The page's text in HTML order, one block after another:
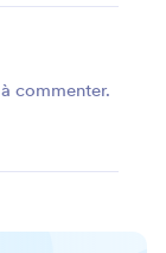
commenter.